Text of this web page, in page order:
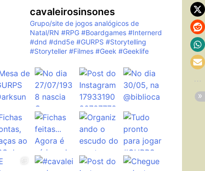
cavaleirosinsones
Grupo/site de jogos analógicos de
Natal/RN #RPG #Boardgames #Internerd
#dnd #dnd5e #GURPS #Storytelling
#Storyteller #Filmes #Geek #Geeklife